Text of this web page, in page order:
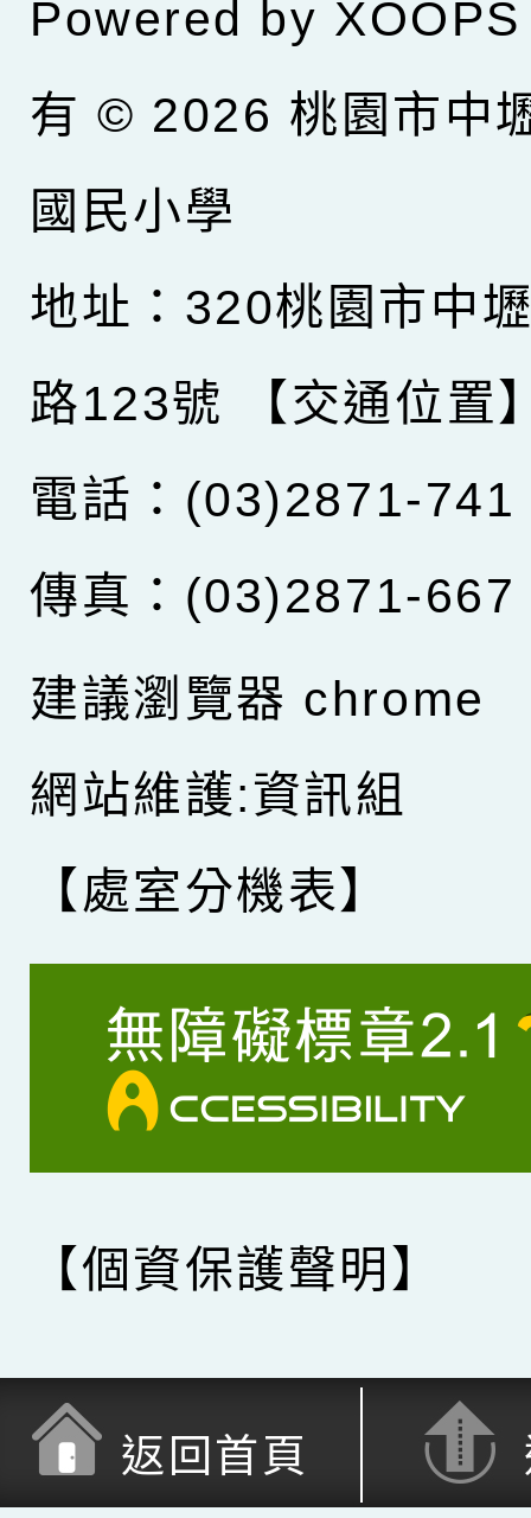
Powered by XOOPS
有 © 2026 桃園市中
國民小學
地址：320桃園市中
路123號
【交通位置
電話：(03)2871-741
傳真：(03)2871-667
建議瀏覽器 chrome
網站維護:資訊組
【處室分機表】
【個資保護聲明】
返回首頁